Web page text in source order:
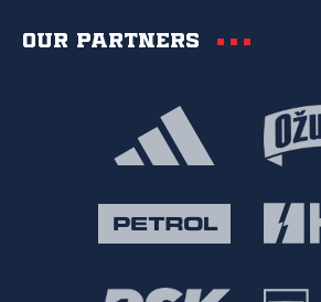
Our partners